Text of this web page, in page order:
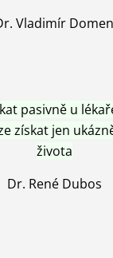
Vladimír Domen
pasivně u
získat jen
života
Dr. René Dubos